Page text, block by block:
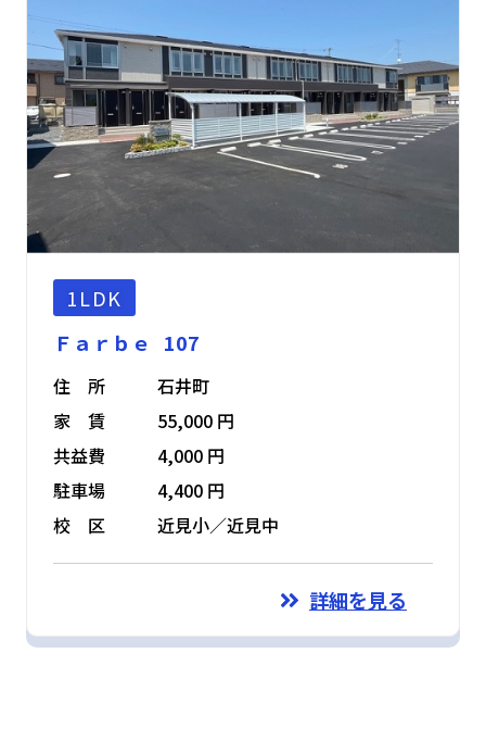
1LDK
Ｆａｒｂｅ 107
住 所
石井町
家 賃
55,000 円
共益費
4,000 円
駐車場
4,400 円
校 区
近見小／近見中
詳細を見る